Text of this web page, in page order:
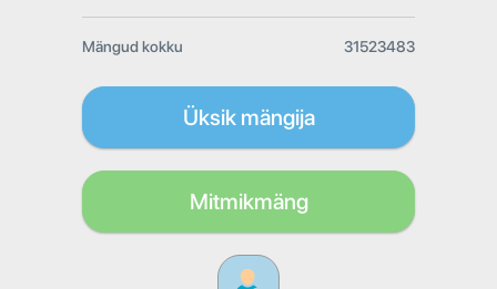
Mängud kokku 31523483
Üksik mängija
Mitmikmäng